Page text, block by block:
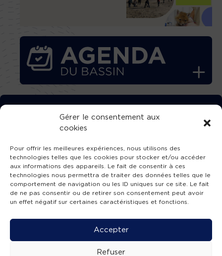
Gérer le consentement aux
cookies
Pour offrir les meilleures expériences, nous utilisons des
technologies telles que les cookies pour stocker et/ou accéder
aux informations des appareils. Le fait de consentir à ces
technologies nous permettra de traiter des données telles que le
comportement de navigation ou les ID uniques sur ce site. Le fait
de ne pas consentir ou de retirer son consentement peut avoir
un effet négatif sur certaines caractéristiques et fonctions.
Accepter
Refuser
TÉLÉCHARGEZ GRATUITEMENT
L’APPLICATION TVBA !
SUIVEZ-NOUS !
Mentions légales -Accessibilité